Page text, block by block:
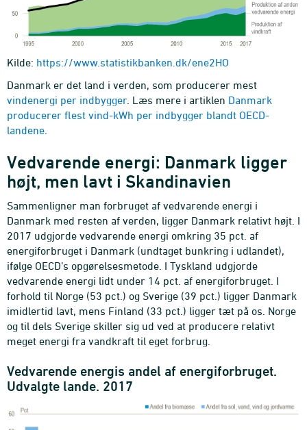
Kilde: https://www.statistikbanken.dk/ene2HO
Danmark er det land i verden, som producerer mest
vindenergi per indbygger. Læs mere i artiklen Danmark
producerer flest vind-kWh per indbygger blandt OECD-
landene
Vedvarende energi: Danmark ligger
højt, men lavt i Skandinavien
Sammenligner man forbruget af vedvarende energi i
Danmark med resten af verden, ligger Danmark relativt højt. I
2017 udgjorde vedvarende energi omkring 35 pct. af
energiforbruget i Danmark (undtaget bunkring i udlandet),
ifølge OECD’s opgørelsesmetode. I Tyskland udgjorde
vedvarende energi lidt under 14 pct. af energiforbruget. I
forhold til Norge (53 pct.) og Sverige (39 pct.) ligger Danmark
imidlertid lavt, mens Finland (33 pct.) ligger tæt på os. Norge
og til dels Sverige skiller sig ud ved at producere relativt
meget energi fra vandkraft til eget forbrug.
Vedvarende energis andel af energiforbruget.
Udvalgte lande. 2017